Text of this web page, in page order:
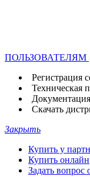
ПОЛЬЗОВАТЕЛЯМ
Регистрация
Техническая
Документация
Скачать
Закрыть
Купить у
Купить онлайн
Задать вопрос